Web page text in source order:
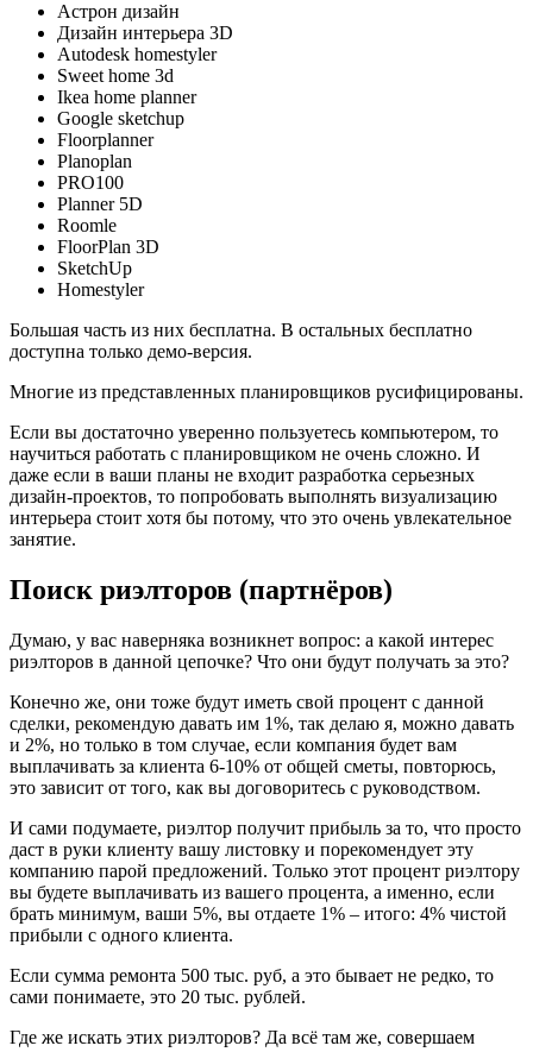
Астрон дизайн
Дизайн интерьера 3D
Autodesk homestyler
Sweet home 3d
Ikea home planner
Google sketchup
Floorplanner
Planoplan
PRO100
Planner 5D
Roomle
FloorPlan 3D
SketchUp
Homestyler
Большая часть из них бесплатна. В остальных бесплатно
доступна только демо-версия.
Многие из представленных планировщиков русифицированы.
Если вы достаточно уверенно пользуетесь компьютером, то
научиться работать с планировщиком не очень сложно. И
даже если в ваши планы не входит разработка серьезных
дизайн-проектов, то попробовать выполнять визуализацию
интерьера стоит хотя бы потому, что это очень увлекательное
занятие.
Поиск риэлторов (партнёров)
Думаю, у вас наверняка возникнет вопрос: а какой интерес
риэлторов в данной цепочке? Что они будут получать за это?
Конечно же, они тоже будут иметь свой процент с данной
сделки, рекомендую давать им 1%, так делаю я, можно давать
и 2%, но только в том случае, если компания будет вам
выплачивать за клиента 6-10% от общей сметы, повторюсь,
это зависит от того, как вы договоритесь с руководством.
И сами подумаете, риэлтор получит прибыль за то, что просто
даст в руки клиенту вашу листовку и порекомендует эту
компанию парой предложений. Только этот процент риэлтору
вы будете выплачивать из вашего процента, а именно, если
брать минимум, ваши 5%, вы отдаете 1% – итого: 4% чистой
прибыли с одного клиента.
Если сумма ремонта 500 тыс. руб, а это бывает не редко, то
сами понимаете, это 20 тыс. рублей.
Где же искать этих риэлторов? Да всё там же, совершаем